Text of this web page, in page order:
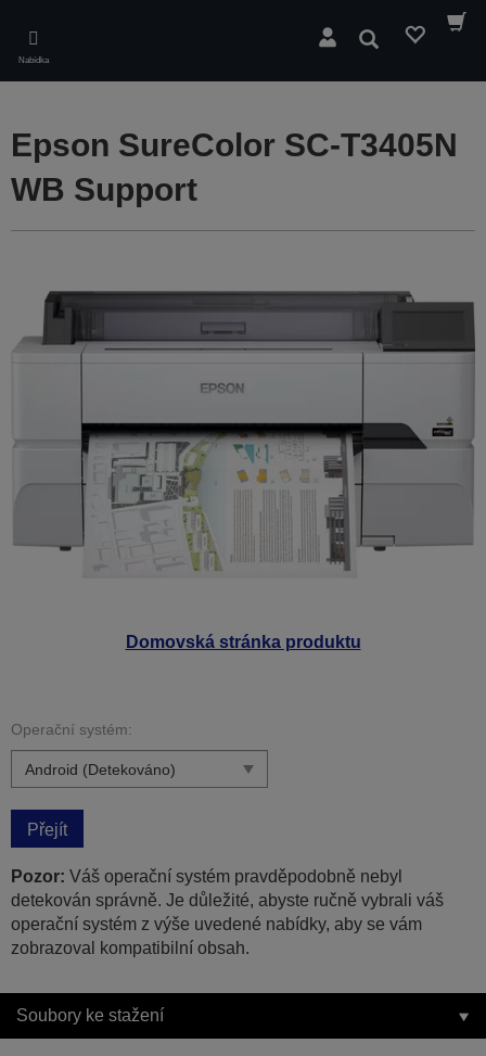
main
content
Nabídka
Hledat
Domovská stránka produktu
Epson SureColor SC-T3405N
WB Support
Operační systém:
Přejít
Pozor: Váš operační systém pravděpodobně nebyl
detekován správně. Je důležité, abyste ručně vybrali váš
operační systém z výše uvedené nabídky, aby se vám
zobrazoval kompatibilní obsah.
Soubory ke stažení